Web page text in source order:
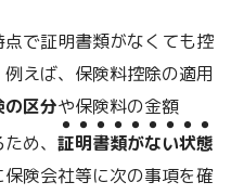
で証明書類がなくても控
えば、保険料控除の適用
の区分や保険料の金額
め、 証明書類がない状態
●●●●●●●●●
保険会社等に次の事項を確